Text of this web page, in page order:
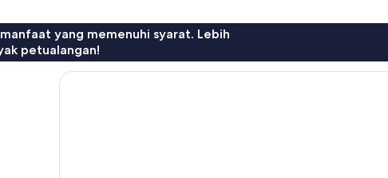
yang memenuhi syarat. Lebih
petualangan!